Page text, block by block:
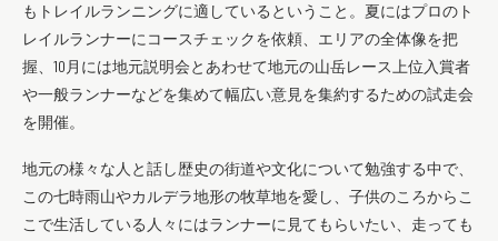
もトレイルランニングに適しているということ。夏にはプロのト
レイルランナーにコースチェックを依頼、エリアの全体像を把
握、10月には地元説明会とあわせて地元の山岳レース上位入賞者
や一般ランナーなどを集めて幅広い意見を集約するための試走会
を開催。
地元の様々な人と話し歴史の街道や文化について勉強する中で、
この七時雨山やカルデラ地形の牧草地を愛し、子供のころからこ
こで生活している人々にはランナーに見てもらいたい、走っても